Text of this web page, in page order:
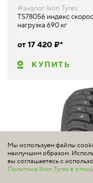
#аналог Ikon Tyres
TS78056 индекс
нагрузка 690 кг
от 17 420 ₽*
КУПИТЬ
Мы используем файлы
наилучшим образом.
вы соглашаетесь с
Политика Ikon Tyres в